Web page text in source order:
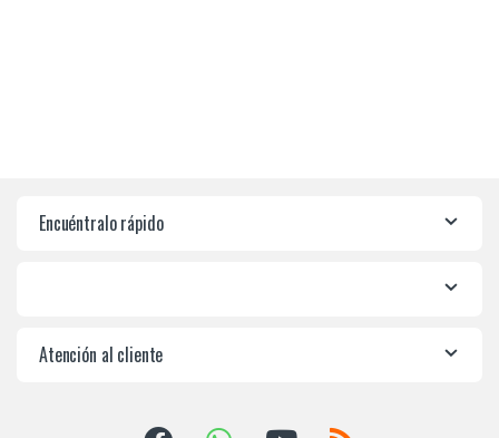
Encuéntralo rápido
Atención al cliente